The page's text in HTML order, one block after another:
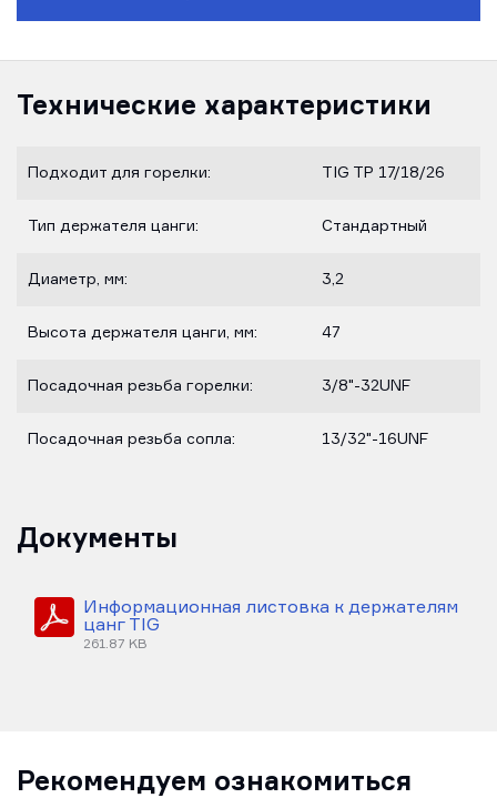
Технические характеристики
Подходит для горелки: TIG TP 17/18/26
Тип держателя цанги: Стандартный
Диаметр, мм: 3,2
Высота держателя цанги, мм: 47
Посадочная резьба горелки: 3/8"-32UNF
Посадочная резьба сопла: 13/32"-16UNF
Документы
Информационная листовка к держателям
цанг TIG
261.87 KB
Рекомендуем ознакомиться